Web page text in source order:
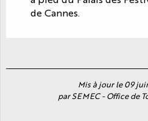
de Cannes.
Mis à jour le 09
par SEMEC - Office de